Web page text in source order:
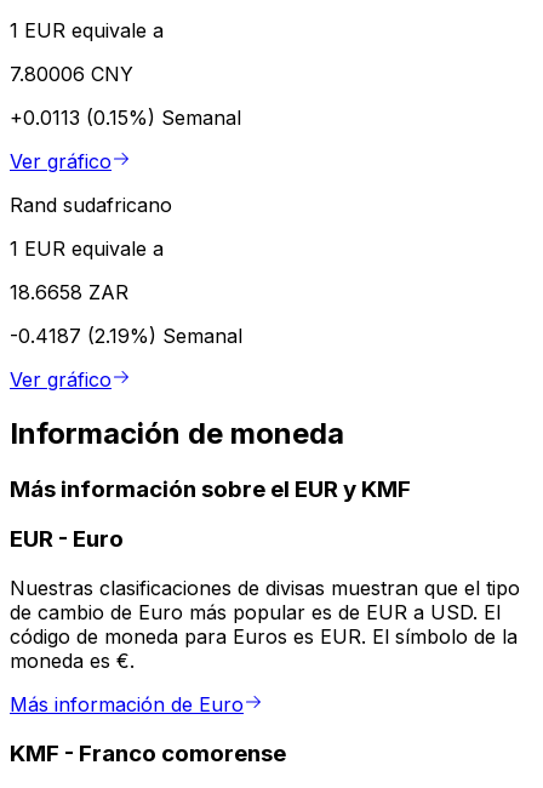
1 EUR equivale a
7.80006 CNY
+0.0113 (0.15%) Semanal
Ver gráfico
Rand sudafricano
1 EUR equivale a
18.6658 ZAR
-0.4187 (2.19%) Semanal
Ver gráfico
Información de moneda
Más información sobre el EUR y KMF
EUR - Euro
Nuestras clasificaciones de divisas muestran que el tipo
de cambio de Euro más popular es de EUR a USD. El
código de moneda para Euros es EUR. El símbolo de la
moneda es €.
Más información de Euro
KMF - Franco comorense